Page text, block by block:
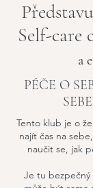
Self-care
a
PÉČE O
Tento klub je o
najít čas na
naučit se, jak
Je tu bezpečný